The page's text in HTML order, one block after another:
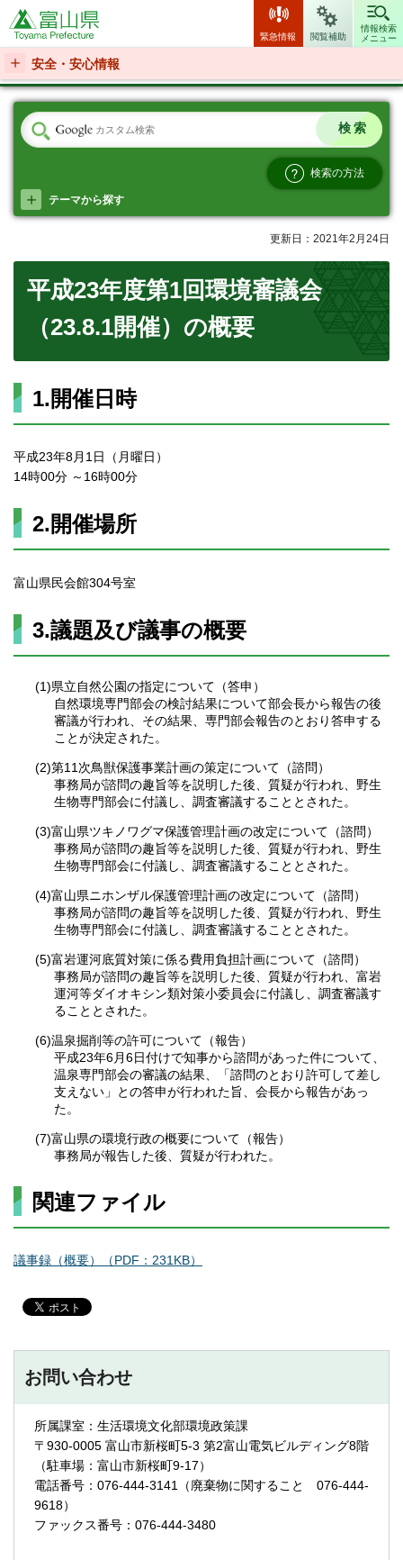
富山県
緊急情報 閲覧補助
情報検索
メニュー
安全・安心情報
検索の方法
テーマから探す
更新日：2021年2月24日
平成23年度第1回環境審議会
（23.8.1開催）の概要
1.開催日時
平成23年8月1日（月曜日）
14時00分 ～16時00分
2.開催場所
富山県民会館304号室
3.議題及び議事の概要
(1)県立自然公園の指定について（答申）
自然環境専門部会の検討結果について部会長から報告の後
審議が行われ、その結果、専門部会報告のとおり答申する
ことが決定された。
(2)第11次鳥獣保護事業計画の策定について（諮問）
事務局が諮問の趣旨等を説明した後、質疑が行われ、野生
生物専門部会に付議し、調査審議することとされた。
(3)富山県ツキノワグマ保護管理計画の改定について（諮問）
事務局が諮問の趣旨等を説明した後、質疑が行われ、野生
生物専門部会に付議し、調査審議することとされた。
(4)富山県ニホンザル保護管理計画の改定について（諮問）
事務局が諮問の趣旨等を説明した後、質疑が行われ、野生
生物専門部会に付議し、調査審議することとされた。
(5)富岩運河底質対策に係る費用負担計画について（諮問）
事務局が諮問の趣旨等を説明した後、質疑が行われ、富岩
運河等ダイオキシン類対策小委員会に付議し、調査審議す
ることとされた。
(6)温泉掘削等の許可について（報告）
平成23年6月6日付けで知事から諮問があった件について、
温泉専門部会の審議の結果、「諮問のとおり許可して差し
支えない」との答申が行われた旨、会長から報告があっ
た。
(7)富山県の環境行政の概要について（報告）
事務局が報告した後、質疑が行われた。
関連ファイル
議事録（概要）（PDF：231KB）
お問い合わせ
所属課室：生活環境文化部環境政策課
〒930-0005 富山市新桜町5-3 第2富山電気ビルディング8階
（駐車場：富山市新桜町9-17）
電話番号：076-444-3141（廃棄物に関すること 076-444-
9618）
ファックス番号：076-444-3480